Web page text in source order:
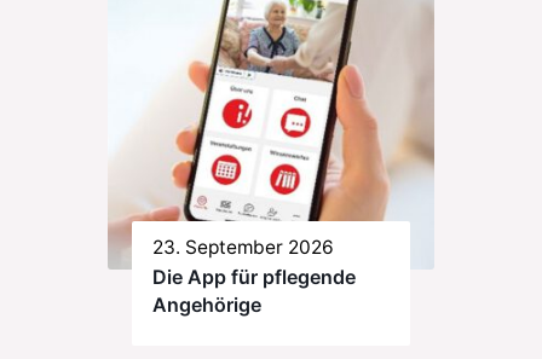
23. September 2026
Die App für pflegende
Angehörige